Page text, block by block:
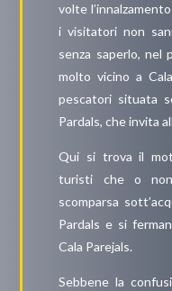
volte
i visitatori non
senza saperlo,
molto vicino a
pescatori situata
Pardals, che invita
Qui si trova il
turisti che o
scomparsa
Pardals e si
Cala Parejals.
Sebbene la